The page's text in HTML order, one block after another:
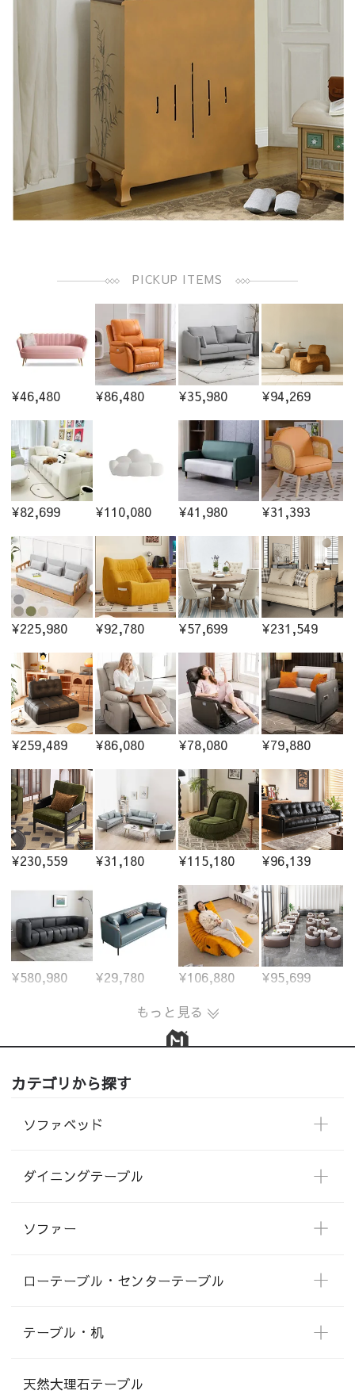
PICKUP ITEMS
¥46,480 ¥86,480 ¥35,980 ¥94,269
¥82,699 ¥110,080 ¥41,980 ¥31,393
¥225,980 ¥92,780 ¥57,699 ¥231,549
¥259,489 ¥86,080 ¥78,080 ¥79,880
¥230,559 ¥31,180 ¥115,180 ¥96,139
¥580,980 ¥29,780 ¥106,880
¥95,699
もっと見る
カテゴリから探す
ソファベッド
ダイニングテーブル
ソファー
ローテーブル・センターテーブル
テーブル・机
天然大理石テーブル